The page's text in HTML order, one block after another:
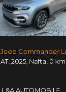
AT,2025 Nafta 0 km.
L&A AUTOMOBILE